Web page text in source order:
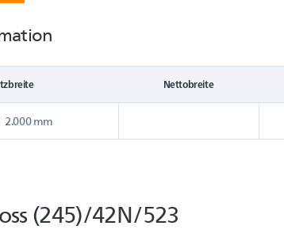
Nettobreite
2.000 mm
(245)/42N/523